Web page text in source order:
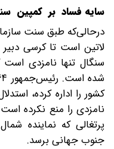
سایه فساد بر کمپین
در‌حالی‌که طبق سنت
لاتین است تا کرسی دبیر
سنگال تنها نامزدی است
کشور را اداره کرده،
نامزدی را منع نکرده
پرتغالی که نماینده
جنوب جهانی برسد.